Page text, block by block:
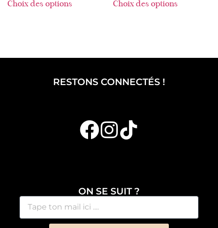
Choix des options Choix des options
RESTONS CONNECTÉS !
ON SE SUIT ?